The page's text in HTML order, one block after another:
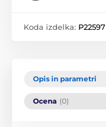
Koda izdelka: P22597
Opis in parametri
Ocena (0)